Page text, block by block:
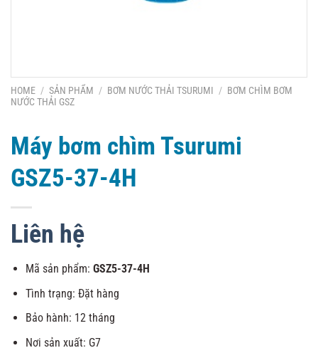
HOME / SẢN PHẨM / BƠM NƯỚC THẢI TSURUMI / BƠM CHÌM BƠM
NƯỚC THẢI GSZ
Máy bơm chìm Tsurumi
GSZ5-37-4H
Liên hệ
Mã sản phẩm: GSZ5-37-4H
Tình trạng: Đặt hàng
Bảo hành: 12 tháng
Nơi sản xuất: G7